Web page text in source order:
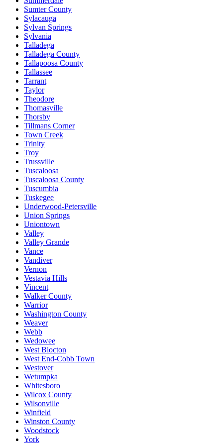
Sumter County
Sylacauga
Sylvan Springs
Sylvania
Talladega
Talladega County
Tallapoosa County
Tallassee
Tarrant
Taylor
Theodore
Thomasville
Thorsby
Tillmans Corner
Town Creek
Trinity
Troy
Trussville
Tuscaloosa
Tuscaloosa County
Tuscumbia
Tuskegee
Underwood-Petersville
Union Springs
Uniontown
Valley
Valley Grande
Vance
Vandiver
Vernon
Vestavia Hills
Vincent
Walker County
Warrior
Washington County
Weaver
Webb
Wedowee
West Blocton
West End-Cobb Town
Westover
Wetumpka
Whitesboro
Wilcox County
Wilsonville
Winfield
Winston County
Woodstock
York